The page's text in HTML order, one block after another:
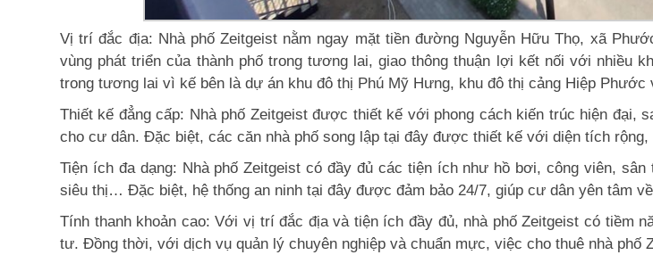
Vị trí đắc địa: Nhà phố Zeitgeist nằm ngay mặt tiền đường Nguyễn Hữu Thọ, xã
vùng phát triển của thành phố trong tương lai, giao thông thuận lợi kết nối với nhiều
trong tương lai vì kế bên là dự án khu đô thị Phú Mỹ Hưng, khu đô thị cảng Hiệp
Thiết kế đẳng cấp: Nhà phố Zeitgeist được thiết kế với phong cách kiến trúc hiện đại,
cho cư dân. Đặc biệt, các căn nhà phố song lập tại đây được thiết kế với diện tích
Tiện ích đa dạng: Nhà phố Zeitgeist có đầy đủ các tiện ích như hồ bơi, công viên,
siêu thị… Đặc biệt, hệ thống an ninh tại đây được đảm bảo 24/7, giúp cư dân yên tâm
Tính thanh khoản cao: Với vị trí đắc địa và tiện ích đầy đủ, nhà phố Zeitgeist có tiềm
tư. Đồng thời, với dịch vụ quản lý chuyên nghiệp và chuẩn mực, việc cho thuê nhà phố